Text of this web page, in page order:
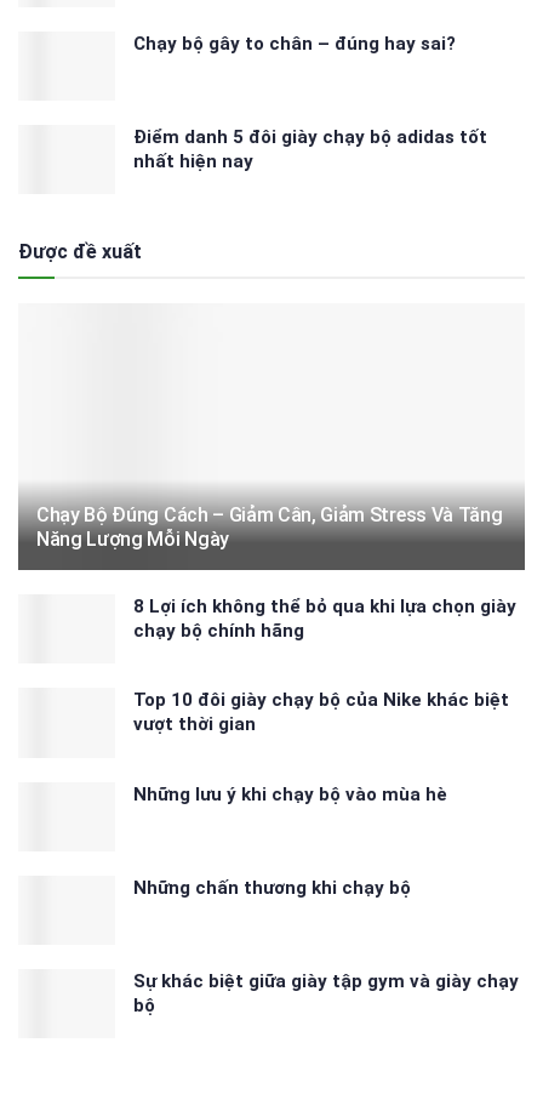
Chạy bộ gây to chân – đúng hay sai?
Điểm danh 5 đôi giày chạy bộ adidas tốt
nhất hiện nay
Được đề xuất
Chạy Bộ Đúng Cách – Giảm Cân, Giảm Stress Và Tăng
Năng Lượng Mỗi Ngày
8 Lợi ích không thể bỏ qua khi lựa chọn giày
chạy bộ chính hãng
Top 10 đôi giày chạy bộ của Nike khác biệt
vượt thời gian
Những lưu ý khi chạy bộ vào mùa hè
Những chấn thương khi chạy bộ
Sự khác biệt giữa giày tập gym và giày chạy
bộ